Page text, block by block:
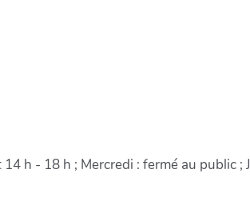
h - 18 h ; Mercredi : fermé au public